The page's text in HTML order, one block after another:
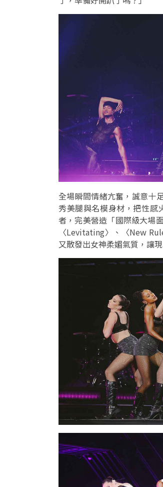
全場瞬間情緒亢奮，誠意十
秀美腿與名模身材，把性感
者，完美營造「國際級大場
〈Levitating〉、〈New
又散發出女神柔媚氣質，讓